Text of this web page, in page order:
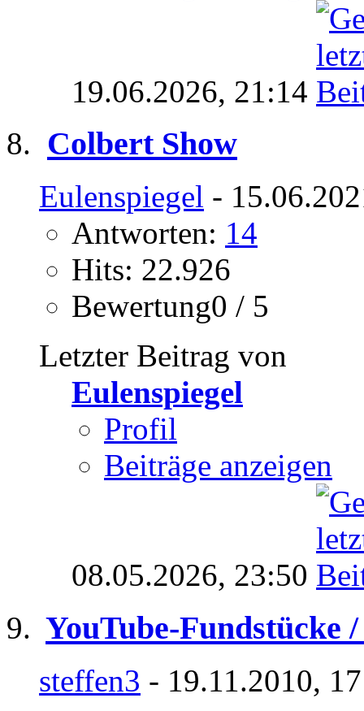
19.06.2026, 21:14
Colbert Show
Eulenspiegel -
Antworten: 14
Hits: 22.926
Bewertung0 / 5
Letzter Beitrag von
Eulenspiegel
Profil
Beiträge anzeigen
08.05.2026, 23:50
YouTube-Fundstücke
steffen3 - 19.11.2010,